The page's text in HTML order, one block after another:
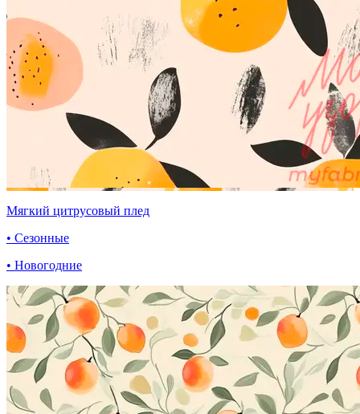
Мягкий цитрусовый плед
• Сезонные
• Новогодние